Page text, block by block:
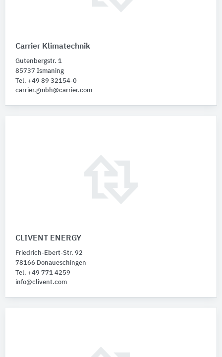
Carrier Klimatechnik
Gutenbergstr. 1
85737 Ismaning
Tel. +49 89 32154-0
carrier.gmbh@carrier.com
CLIVENT ENERGY
Friedrich-Ebert-Str. 92
78166 Donaueschingen
Tel. +49 771 4259
info@clivent.com